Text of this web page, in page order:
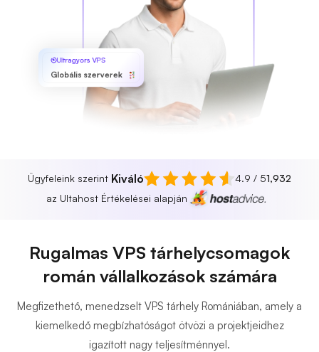
Ultragyors VPS
Globális szerverek
Ügyfeleink szerint Kiváló 4.9 / 51,932
az Ultahost Értékelései alapján
Rugalmas VPS tárhelycsomagok
román vállalkozások számára
Megfizethető, menedzselt VPS tárhely Romániában, amely a
kiemelkedő megbízhatóságot ötvözi a projektjeidhez
igazított nagy teljesítménnyel.